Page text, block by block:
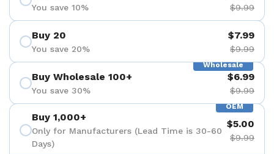
You save 10% $9.99
Buy 20
You save 20%
$7.99
$9.99
Wholesale
Buy Wholesale 100+
You save 30%
$6.99
$9.99
OEM
Buy 1,000+
Only for Manufacturers (Lead Time is 30-60
Days)
$5.00
$9.99